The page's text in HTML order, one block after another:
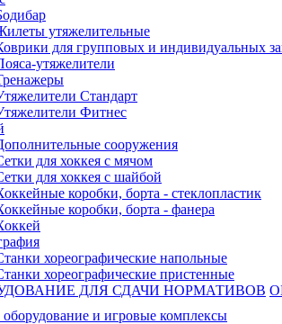
утяжелительные
для групповых и индивидуальных
утяжелители
Стандарт
Фитнес
сооружения
для хоккея с мячом
для хоккея с шайбой
коробки, борта - стеклопластик
коробки, борта - фанера
хореографические напольные
хореографические пристенные
ДЛЯ СДАЧИ НОРМАТИВОВ
и игровые комплексы